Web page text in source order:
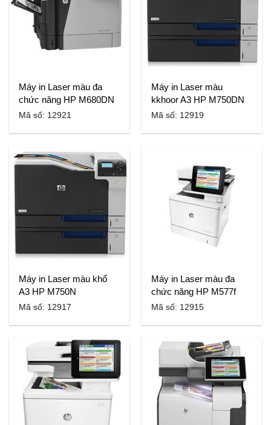
Máy in Laser màu đa
chức năng HP M680DN
Mã số: 12921
Máy in Laser màu
kkhoor A3 HP M750DN
Mã số: 12919
Máy in Laser màu khổ
A3 HP M750N
Mã số: 12917
Máy in Laser màu đa
chức năng HP M577f
Mã số: 12915